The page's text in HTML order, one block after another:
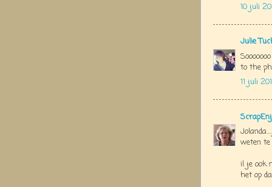
10 juli
Julie
to the
11 juli
weten te
il je ook
het op